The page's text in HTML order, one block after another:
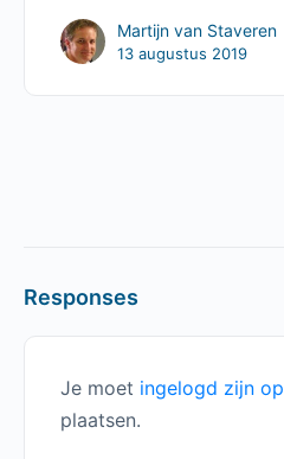
Martijn van Staveren
13 augustus 2019
Responses
Je moet ingelogd zijn op
plaatsen.